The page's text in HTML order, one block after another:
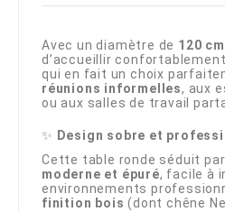
Avec un diamètre de 120 cm
d’accueillir confortablement
qui en fait un choix
réunions informelles, aux
ou aux salles de travail
✨ Design sobre et
Cette table ronde séduit
moderne et épuré, facile à
environnements
finition bois (dont chêne